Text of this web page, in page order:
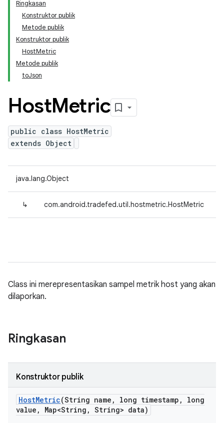
Ringkasan
Konstruktor publik
Metode publik
Konstruktor publik
HostMetric
Metode publik
toJson
HostMetric
public class HostMetric
extends Object
java.lang.Object
↳ com.android.tradefed.util.hostmetric.HostMetric
Class ini merepresentasikan sampel metrik host yang akan
dilaporkan.
Ringkasan
Konstruktor publik
HostMetric(String name , long timestamp ,
long
value , Map<String , String> data)